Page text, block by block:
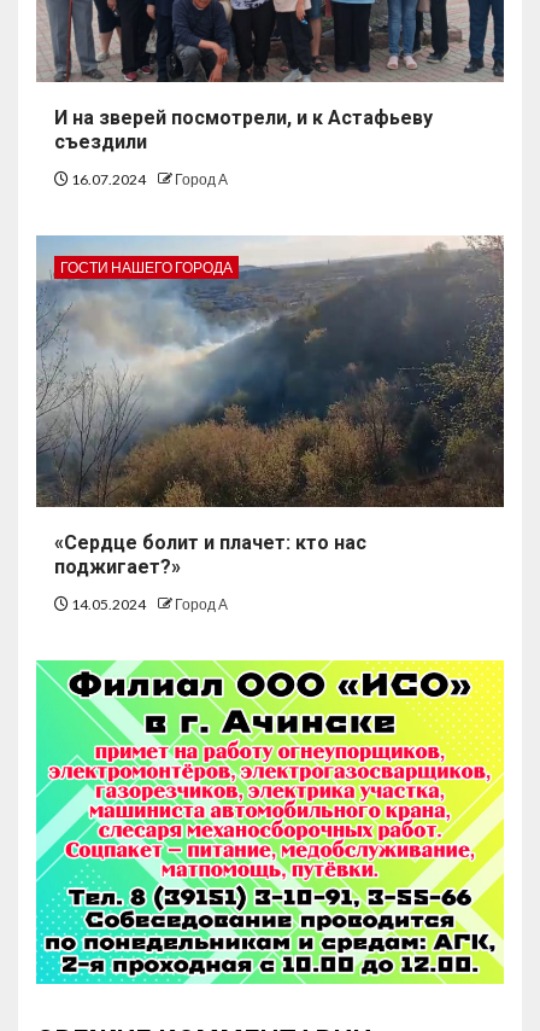
И на зверей посмотрели, и к Астафьеву
съездили
16.07.2024 Город А
ГОСТИ НАШЕГО ГОРОДА
«Сердце болит и плачет: кто нас
поджигает?»
14.05.2024 Город А